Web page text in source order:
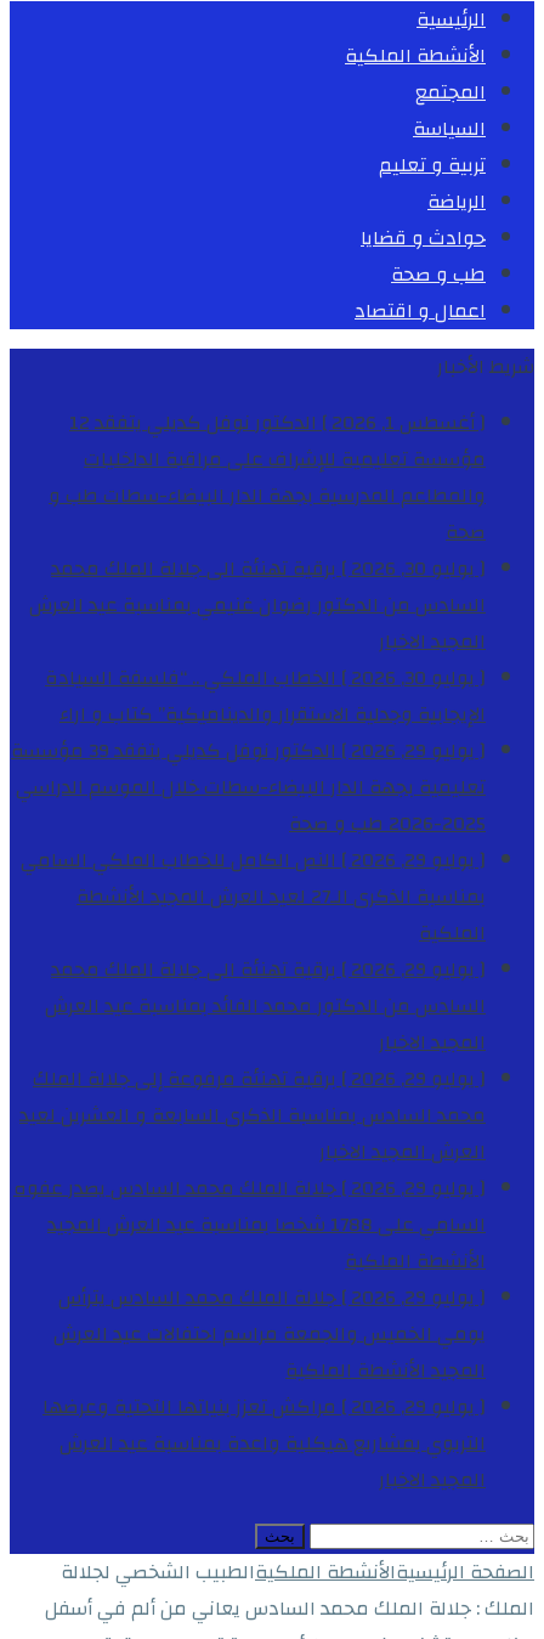
الرئيسية
الأنشطة الملكية
المجتمع
السياسة
تربية و تعليم
الرياضة
حوادث و قضايا
طب و صحة
اعمال و اقتصاد
شريط الأخبار
[ أغسطس 1, 2026 ]
الدكتور نوفل كديلي يتفقد 12
مؤسسة تعليمية للإشراف على مراقبة الداخليات
والمطاعم المدرسية بجهة الدار البيضاء-سطاتطب و
صحة
[ يوليو 30, 2026 ]
برقية تهنئة الى جلالة الملك محمد
السادس من الدكتور رضوان غنيمي بمناسبة عيد العرش
المجيدالاخبار
[ يوليو 30, 2026 ]
الخطاب الملكي .. “فلسفة السيادة
الإيجابية وجدلية الاستقرار والديناميكية”كتاب و اراء
[ يوليو 29, 2026 ]
الدكتور نوفل كديلي يتفقد 39 مؤسسة
تعليمية بجهة الدار البيضاء-سطات خلال الموسم الدراسي
2025-2026
طب و صحة
[ يوليو 29, 2026 ]
النص الكامل للخطاب الملكي السامي
بمناسبة الذكرى الـ27 لعيد العرش المجيد
الأنشطة
الملكية
[ يوليو 29, 2026 ]
برقية تهنئة الى جلالة الملك محمد
السادس من الدكتور محمد الفائد بمناسبة عيد العرش
المجيدالاخبار
[ يوليو 29, 2026 ]
برقية تهنئة مرفوعة إلى جلالة الملك
محمد السادس بمناسبة الذكرى السابعة و العشرين لعيد
العرش المجيدالاخبار
[ يوليو 29, 2026 ]
جلالة الملك محمد السادس يصدر عفوه
السامي على 1788 شخصا بمناسبة عيد العرش المجيد
الأنشطة الملكية
[ يوليو 29, 2026 ]
جلالة الملك محمد السادس يترأس
يومي الخميس والجمعة مراسم احتفالات عيد العرش
المجيدالأنشطة الملكية
[ يوليو 29, 2026 ]
مراكش تعزز بنياتها التحتية وعرضها
التربوي بمشاريع هيكلية واعدة بمناسبة عيد العرش
المجيدالاخبار
البحث
عن:
الصفحة الرئيسيةالأنشطة الملكيةالطبيب الشخصي لجلالة
الملك : جلالة الملك محمد السادس يعاني من ألم في أسفل